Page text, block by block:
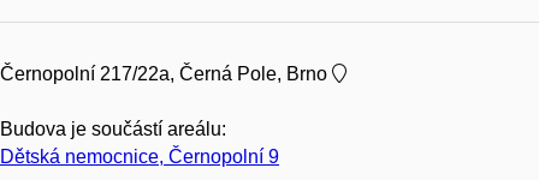
Černopolní 217/22a, Černá Pole, Brno
Budova je součástí areálu:
Dětská nemocnice, Černopolní 9